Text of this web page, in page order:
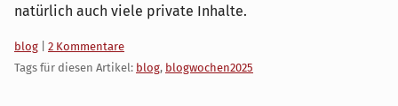
natürlich auch viele private Inhalte.
Kategorien:
blog
2 Kommentare
Tags für diesen Artikel: blog, blogwochen2025